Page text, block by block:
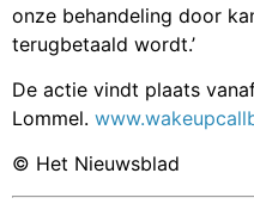
onze behandeling door
terugbetaald wordt.’
De actie vindt plaats
Lommel.
© Het Nieuwsblad